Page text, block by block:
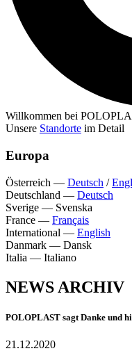
Willkommen bei
Unsere Standorte im Detail
Europa
Österreich — Deutsch /
Deutschland — Deutsch
Sverige — Svenska
France — Français
International — English
Danmark — Dansk
Italia — Italiano
NEWS ARCHIV
POLOPLAST sagt Danke und
21.12.2020